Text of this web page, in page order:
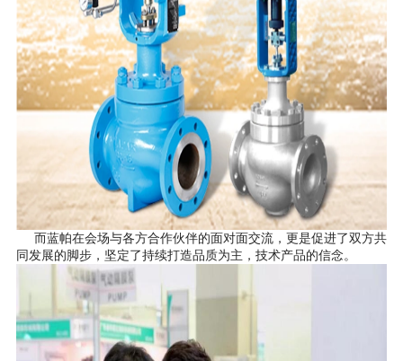
而蓝帕在会场与各方合作伙伴的面对面交流，更是促进了双方共
同发展的脚步，坚定了持续打造品质为主，技术产品的信念。